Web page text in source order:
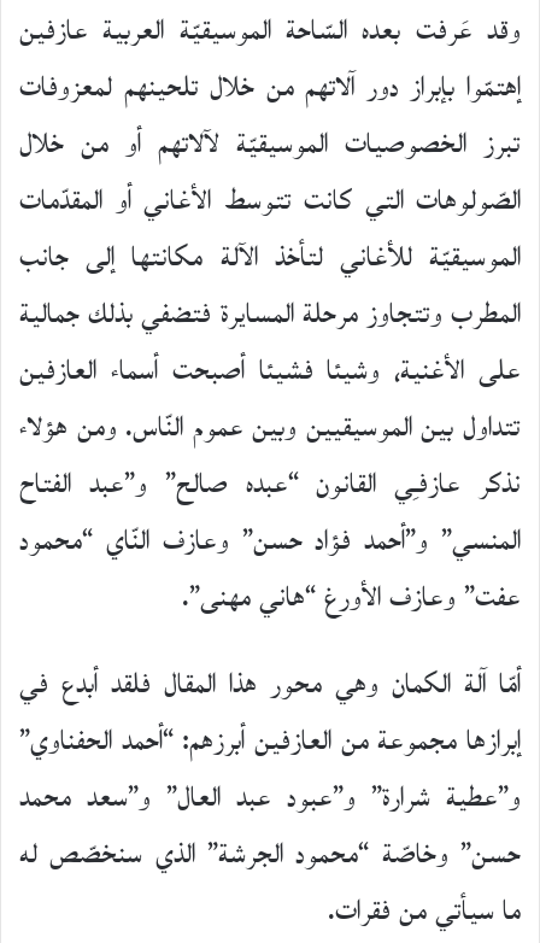
وقد عَرفت بعده السّاحة الموسيقيّة العربية عازفين
إهتمّوا بإبراز دور آلاتهم من خلال تلحينهم لمعزوفات
تبرز الخصوصيات الموسيقيّة لآلاتهم أو من خلال
الصّولوهات التي كانت تتوسط الأغاني أو المقدّمات
الموسيقيّة للأغاني لتأخذ الآلة مكانتها إلى جانب
المطرب وتتجاوز مرحلة المسايرة فتضفي بذلك جمالية
على الأغنية، وشيئا فشيئا أصبحت أسماء العازفين
تتداول بين الموسيقيين وبين عموم النّاس. ومن هؤلاء
نذكر عازفـِي القانون “عبده صالح” و”عبد الفتاح
المنسي” و”أحمد فؤاد حسن” وعازف النّاي “محمود
عفت” وعازف الأورغ “هاني مهنى”.
أمّا آلة الكمان وهي محور هذا المقال فلقد أبدع في
إبرازها مجموعة من العازفين أبرزهم: “أحمد الحفناوي”
و”عطية شرارة” و”عبود عبد العال” و”سعد محمد
حسن” وخاصّة “محمود الجرشة” الذي سنخصّص له
ما سيأتي من فقرات.